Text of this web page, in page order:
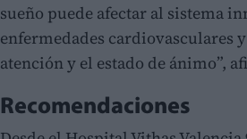
sueño puede afectar al sistema
enfermedades cardiovasculares
atención y el estado de ánimo”,
Recomendaciones